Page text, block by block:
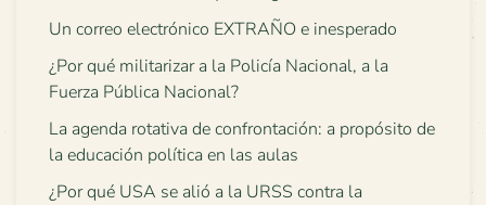
Un correo electrónico EXTRAÑO e inesperado
¿Por qué militarizar a la Policía Nacional, a la
Fuerza Pública Nacional?
La agenda rotativa de confrontación: a propósito de
la educación política en las aulas
¿Por qué USA se alió a la URSS contra la